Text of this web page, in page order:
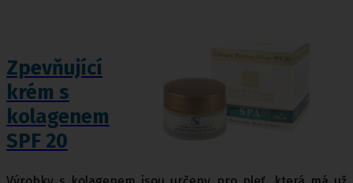
Zpevňující
krém s
kolagenem
SPF 20